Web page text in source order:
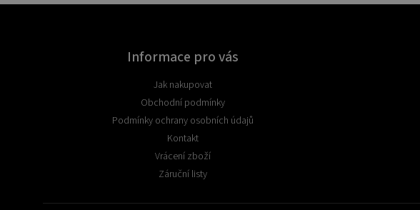
Informace pro vás
Jak nakupovat
Obchodní podmínky
Podmínky ochrany osobních údajů
Kontakt
Vrácení zboží
Záruční listy